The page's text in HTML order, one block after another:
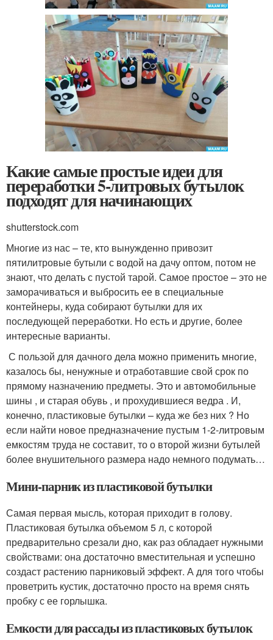
Какие самые простые идеи для
переработки 5-литровых бутылок
подходят для начинающих
shutterstock.com
Многие из нас – те, кто вынужденно привозит
пятилитровые бутыли с водой на дачу оптом, потом не
знают, что делать с пустой тарой. Самое простое – это не
заморачиваться и выбросить ее в специальные
контейнеры, куда собирают бутылки для их
последующей переработки. Но есть и другие, более
интересные варианты.
С пользой для дачного дела можно применить многие,
казалось бы, ненужные и отработавшие свой срок по
прямому назначению предметы. Это и автомобильные
шины , и старая обувь , и прохудившиеся ведра . И,
конечно, пластиковые бутылки – куда же без них ? Но
если найти новое предназначение пустым 1-2-литровым
емкостям труда не составит, то о второй жизни бутылей
более внушительного размера надо немного подумать…
Мини-парник из пластиковой бутылки
Самая первая мысль, которая приходит в голову.
Пластиковая бутылка объемом 5 л, с которой
предварительно срезали дно, как раз обладает нужными
свойствами: она достаточно вместительная и успешно
создаст растению парниковый эффект. А для того чтобы
проветрить кустик, достаточно просто на время снять
пробку с ее горлышка.
Емкости для рассады из пластиковых бутылок